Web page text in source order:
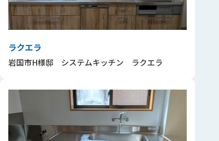
ラクエラ
岩国市H様邸 システムキッチン ラクエラ